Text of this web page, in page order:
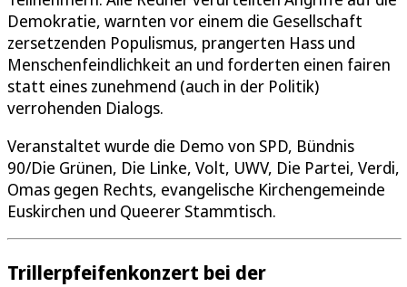
Demokratie, warnten vor einem die Gesellschaft
zersetzenden Populismus, prangerten Hass und
Menschenfeindlichkeit an und forderten einen fairen
statt eines zunehmend (auch in der Politik)
verrohenden Dialogs.
Veranstaltet wurde die Demo von SPD, Bündnis
90/Die Grünen, Die Linke, Volt, UWV, Die Partei, Verdi,
Omas gegen Rechts, evangelische Kirchengemeinde
Euskirchen und Queerer Stammtisch.
Trillerpfeifenkonzert bei der